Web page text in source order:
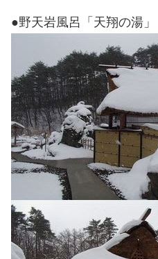
●野天岩風呂「天翔の湯」